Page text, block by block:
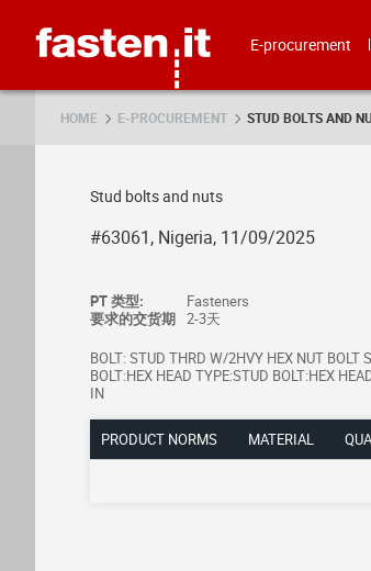
E-procurement
HOME E-PROCUREMENT STUD BOLTS AND
Stud bolts and nuts
#63061, Nigeria, 11/09/2025
PT 类型:
Fasteners
要求的交货期 2-3天
BOLT: STUD THRD W/2HVY HEX NUT BOLT
BOLT:HEX HEAD TYPE:STUD BOLT:HEX
IN
PRODUCT NORMS MATERIAL